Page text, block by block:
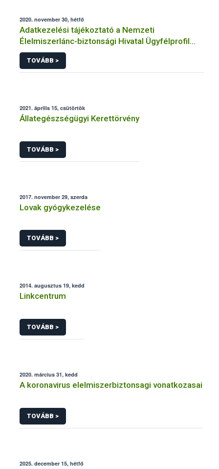
2020. november 30, hétfő
Adatkezelési tájékoztató a Nemzeti
Élelmiszerlánc-biztonsági Hivatal Ügyfélprofil
Rendszerben állatgyógyászati termékek
témakörben közhatalmi eljárásaihoz kapcsolódó
adatkezeléséhez
TOVÁBB >
2021. április 15, csütörtök
Állategészségügyi Kerettörvény
TOVÁBB >
2017. november 29, szerda
Lovak gyógykezelése
TOVÁBB >
2014. augusztus 19, kedd
Linkcentrum
TOVÁBB >
2020. március 31, kedd
A koronavirus elelmiszerbiztonsagi vonatkozasai
TOVÁBB >
2025. december 15, hétfő